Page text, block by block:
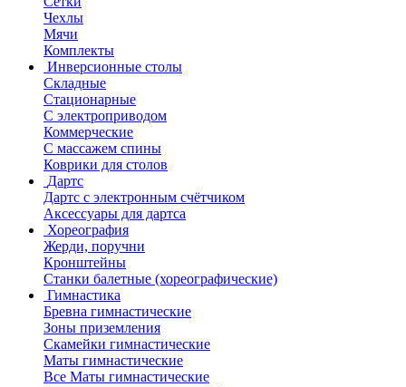
Чехлы
Мячи
Комплекты
Инверсионные столы
Складные
Стационарные
С электроприводом
Коммерческие
С массажем спины
Коврики для столов
Дартс
Дартс с электронным счётчиком
Аксессуары для дартса
Хореография
Жерди, поручни
Кронштейны
Станки балетные (хореографические)
Гимнастика
Бревна гимнастические
Зоны приземления
Скамейки гимнастические
Маты гимнастические
Все Маты гимнастические